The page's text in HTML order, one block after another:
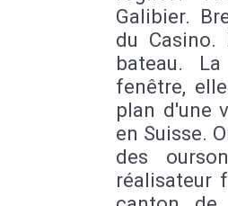
Galibier.
du
bateau.
fenêtre,
plan d'une
en Suisse.
des
réalisateur